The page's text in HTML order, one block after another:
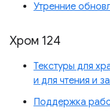
Утренние
Хром 124
Текстуры для
и для чтения и
Поддержка